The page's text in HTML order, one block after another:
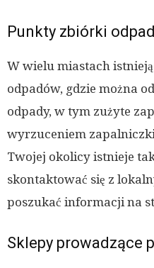
Punkty zbiórki
W wielu miastach
odpadów, gdzie można
odpady, w tym zużyte
wyrzuceniem
Twojej okolicy istnieje
skontaktować się z
poszukać informacji na
Sklepy prowadzące